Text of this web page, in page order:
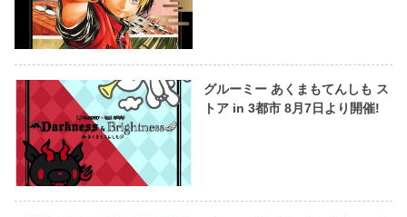
グルーミー あくまもてんしも ス
トア in 3都市 8月7日より開催!